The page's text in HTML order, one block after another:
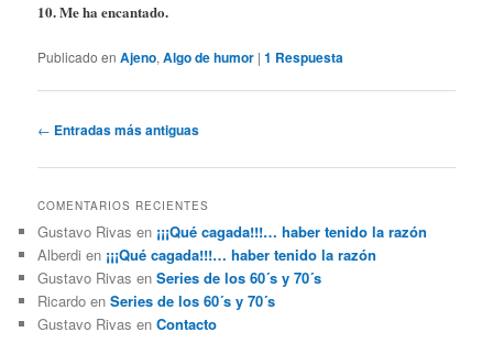
10. Me ha encantado.
Publicado en Ajeno,Algo de humor |1 Respuesta
Navegación
entradas
← Entradas más antiguas
COMENTARIOS RECIENTES
Gustavo Rivas en ¡¡¡Qué cagada!!!… haber tenido la razón
Alberdi en ¡¡¡Qué cagada!!!… haber tenido la razón
Gustavo Rivas enSeries de los 60´s y 70´s
Ricardo enSeries de los 60´s y 70´s
Gustavo Rivas enContacto